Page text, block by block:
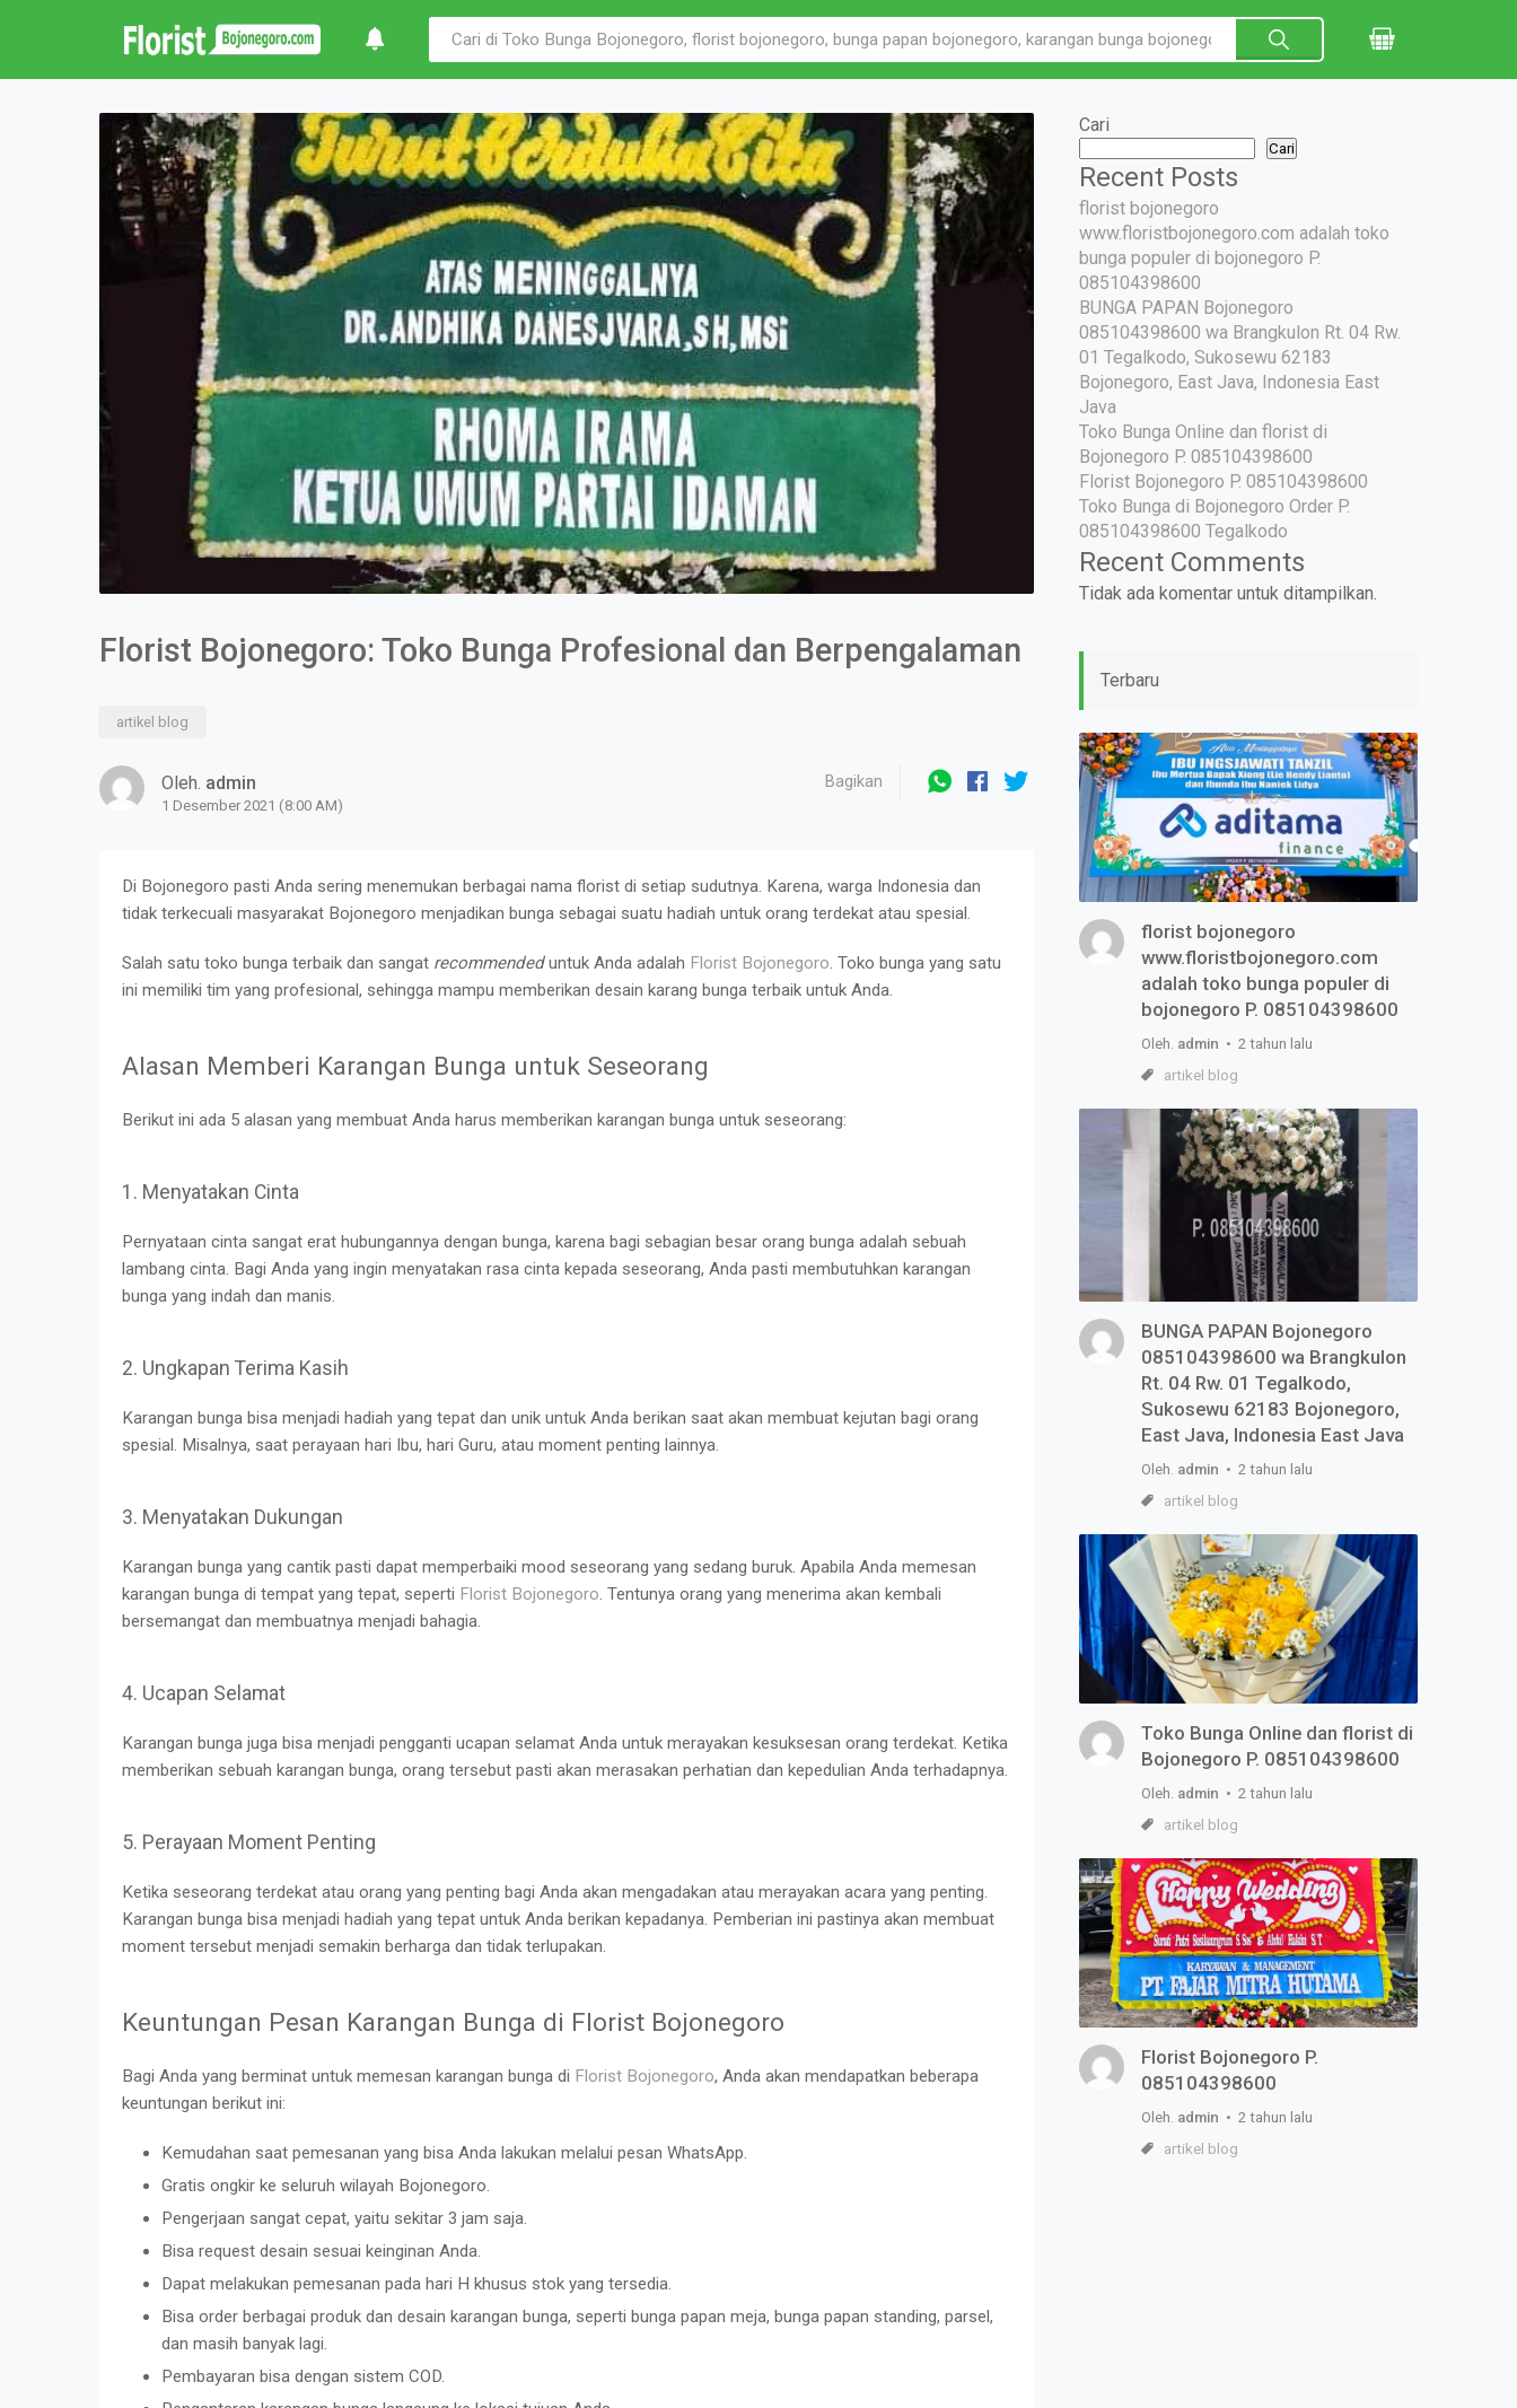
Florist Bojonegoro: Toko Bunga Profesional dan Berpengalaman
artikel blog
Oleh. admin
1 Desember 2021 (8:00 AM)
Bagikan
Di Bojonegoro pasti Anda sering menemukan berbagai nama florist di setiap sudutnya. Karena, warga Indonesia dan
tidak terkecuali masyarakat Bojonegoro menjadikan bunga sebagai suatu hadiah untuk orang terdekat atau spesial.
Salah satu toko bunga terbaik dan sangat recommendeduntuk Anda adalah Florist Bojonegoro. Toko bunga yang satu
ini memiliki tim yang profesional, sehingga mampu memberikan desain karang bunga terbaik untuk Anda.
Alasan Memberi Karangan Bunga untuk Seseorang
Berikut ini ada 5 alasan yang membuat Anda harus memberikan karangan bunga untuk seseorang:
1. Menyatakan Cinta
Pernyataan cinta sangat erat hubungannya dengan bunga, karena bagi sebagian besar orang bunga adalah sebuah
lambang cinta. Bagi Anda yang ingin menyatakan rasa cinta kepada seseorang, Anda pasti membutuhkan karangan
bunga yang indah dan manis.
2. Ungkapan Terima Kasih
Karangan bunga bisa menjadi hadiah yang tepat dan unik untuk Anda berikan saat akan membuat kejutan bagi orang
spesial. Misalnya, saat perayaan hari Ibu, hari Guru, atau moment penting lainnya.
3. Menyatakan Dukungan
Karangan bunga yang cantik pasti dapat memperbaiki mood seseorang yang sedang buruk. Apabila Anda memesan
karangan bunga di tempat yang tepat, seperti Florist Bojonegoro. Tentunya orang yang menerima akan kembali
bersemangat dan membuatnya menjadi bahagia.
4. Ucapan Selamat
Karangan bunga juga bisa menjadi pengganti ucapan selamat Anda untuk merayakan kesuksesan orang terdekat. Ketika
memberikan sebuah karangan bunga, orang tersebut pasti akan merasakan perhatian dan kepedulian Anda terhadapnya.
5. Perayaan Moment Penting
Ketika seseorang terdekat atau orang yang penting bagi Anda akan mengadakan atau merayakan acara yang penting.
Karangan bunga bisa menjadi hadiah yang tepat untuk Anda berikan kepadanya. Pemberian ini pastinya akan membuat
moment tersebut menjadi semakin berharga dan tidak terlupakan.
Keuntungan Pesan Karangan Bunga di Florist Bojonegoro
Bagi Anda yang berminat untuk memesan karangan bunga di Florist Bojonegoro, Anda akan mendapatkan beberapa
keuntungan berikut ini:
Kemudahan saat pemesanan yang bisa Anda lakukan melalui pesan WhatsApp.
Gratis ongkir ke seluruh wilayah Bojonegoro.
Pengerjaan sangat cepat, yaitu sekitar 3 jam saja.
Bisa request desain sesuai keinginan Anda.
Dapat melakukan pemesanan pada hari H khusus stok yang tersedia.
Bisa order berbagai produk dan desain karangan bunga, seperti bunga papan meja, bunga papan standing, parsel,
dan masih banyak lagi.
Pembayaran bisa dengan sistem COD.
Cari
Cari
Recent Posts
florist bojonegoro
www.floristbojonegoro.com adalah toko
bunga populer di bojonegoro P.
085104398600
BUNGA PAPAN Bojonegoro
085104398600 wa Brangkulon Rt. 04 Rw.
01 Tegalkodo, Sukosewu 62183
Bojonegoro, East Java, Indonesia East
Java
Toko Bunga Online dan florist di
Bojonegoro P. 085104398600
Florist Bojonegoro P. 085104398600
Toko Bunga di Bojonegoro Order P.
085104398600 Tegalkodo
Recent Comments
Tidak ada komentar untuk ditampilkan.
Terbaru
florist bojonegoro
www.floristbojonegoro.com
adalah toko bunga populer di
bojonegoro P. 085104398600
Oleh. admin • 2 tahun lalu
artikel blog
BUNGA PAPAN Bojonegoro
085104398600 wa Brangkulon
Rt. 04 Rw. 01 Tegalkodo,
Sukosewu 62183 Bojonegoro,
East Java, Indonesia East Java
Oleh. admin • 2 tahun lalu
artikel blog
Toko Bunga Online dan florist di
Bojonegoro P. 085104398600
Oleh. admin • 2 tahun lalu
artikel blog
Florist Bojonegoro P.
085104398600
Oleh. admin • 2 tahun lalu
artikel blog